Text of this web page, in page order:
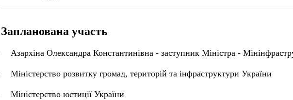
Запланована участь
Азархіна Олександра Константинівна - заступник Міністра -
Міністерство розвитку громад, територій та інфраструктури України
Міністерство юстиції України